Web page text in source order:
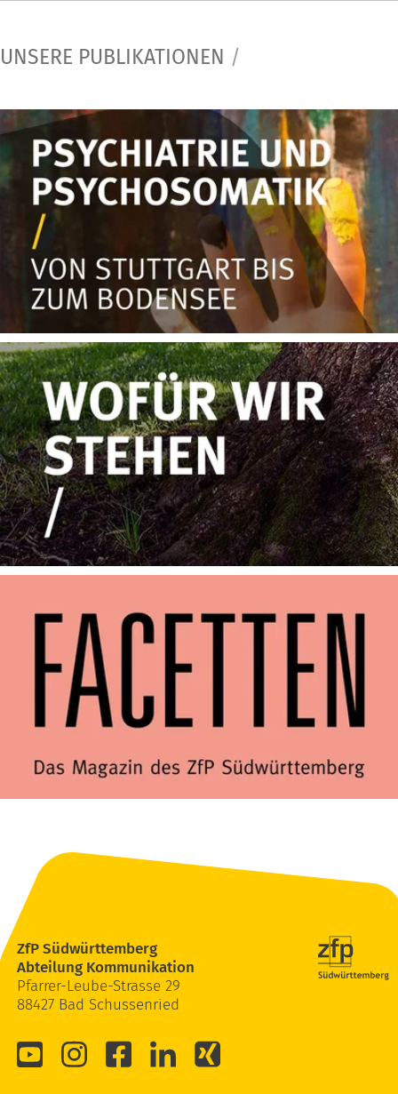
UNSERE PUBLIKATIONEN /
ZfP Südwürttemberg
Abteilung Kommunikation
Pfarrer-Leube-Strasse 29
88427 Bad Schussenried